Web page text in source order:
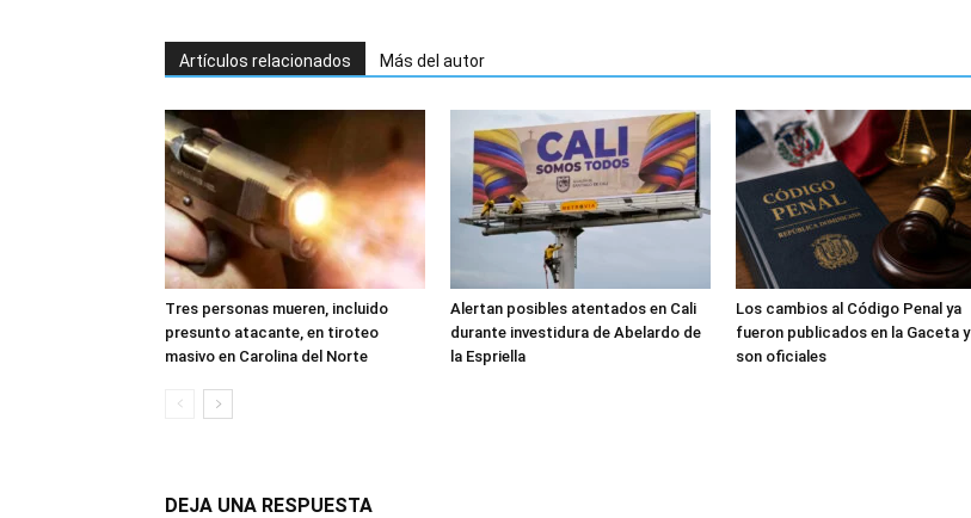
Artículos relacionados Más del autor
Tres personas mueren, incluido
presunto atacante, en tiroteo
masivo en Carolina del Norte
Alertan posibles atentados en Cali
durante investidura de Abelardo de
la Espriella
Los cambios al Código Penal ya
fueron publicados en la Gaceta y
son oficiales
DEJA UNA RESPUESTA